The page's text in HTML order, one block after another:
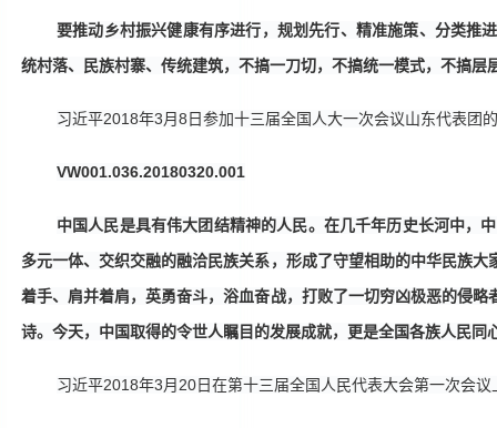
要推动乡村振兴健康有序进行，规划先行、精准施策、分类推
统村落、民族村寨、传统建筑，不搞一刀切，不搞统一模式，不搞层
习近平2018年3月8日参加十三届全国人大一次会议山东代表团
VW001.036.20180320.001
中国人民是具有伟大团结精神的人民。在几千年历史长河中，
多元一体、交织交融的融洽民族关系，形成了守望相助的中华民族
着手、肩并着肩，英勇奋斗，浴血奋战，打败了一切穷凶极恶的侵
诗。今天，中国取得的令世人瞩目的发展成就，更是全国各族人民同
习近平2018年3月20日在第十三届全国人民代表大会第一次会议